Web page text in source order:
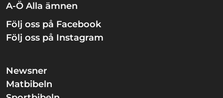
A-Ö Alla ämnen
Följ oss på Facebook
Följ oss på Instagram
Newsner
Matbibeln